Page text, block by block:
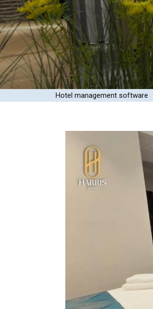
Hotel management software